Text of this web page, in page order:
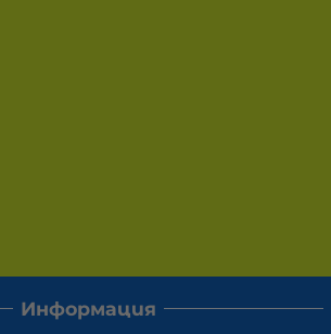
Информация